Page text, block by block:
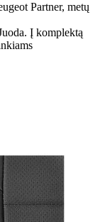
Partner, metų
Į komplektą